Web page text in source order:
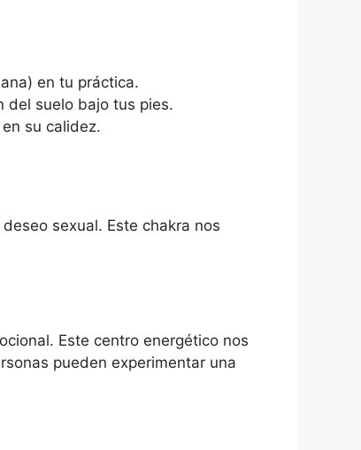
en tu práctica.
del suelo bajo tus pies.
su calidez.
sexual. Este chakra nos
Este centro energético nos
pueden experimentar una